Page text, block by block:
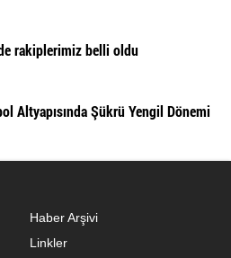
rakiplerimiz belli oldu
Altyapısında Şükrü Yengil Dönemi
Haber Arşivi
Linkler